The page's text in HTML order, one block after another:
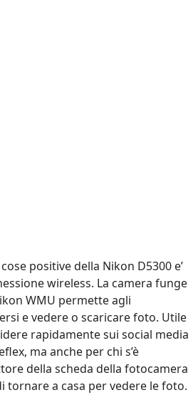
positive della Nikon D5300 e’
wireless. La camera funge
WMU permette agli
e vedere o scaricare foto. Utile
rapidamente sui social media
ma anche per chi s’è
della scheda della fotocamera
tornare a casa per vedere le foto.